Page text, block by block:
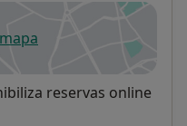
num novo separador
reservas online